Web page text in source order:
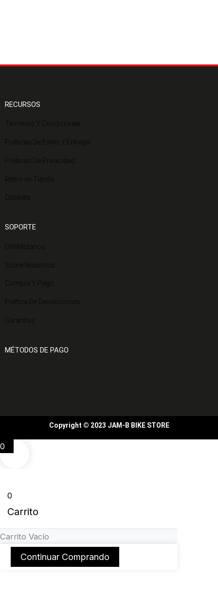
RECURSOS
Términos Y Condiciones
Políticas De Envío Y Entrega
Políticas De Privacidad
Retiro en Tienda
Cookies
SOPORTE
Contáctanos
Sobre Nosotros
Compra Y Pago
Política De Devoluciones
Garantías
MÉTODOS DE PAGO
Copyright © 2023 JAM-B BIKE STORE
0
0
Carrito
Carrito Vacío
Continuar Comprando